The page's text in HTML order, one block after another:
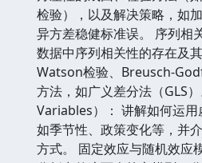
检验），以及解决策略，如
异方差稳健标准误。 序列相
数据中序列相关性的存在及
Watson检验、Breusch-
方法，如广义差分法（GLS
Variables）： 讲解如何运用
如季节性、政策变化等，并
方式。 固定效应与随机效应